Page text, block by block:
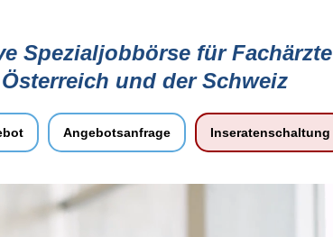
Spezialjobbörse für Fachärzte
und der Schweiz
Angebotsanfrage Inseratenschaltung